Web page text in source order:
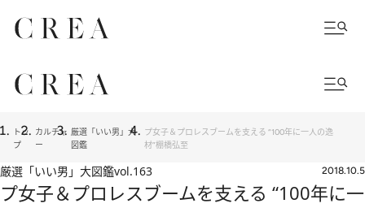
トッ
プ
カルチャ
ー
厳選「いい男」大
図鑑
プ女子＆プロレスブームを支える “100年に一人の逸
材”棚橋弘至
厳選「いい男」大図鑑vol.163 2018.10.5
プ女子＆プロレスブームを支える “100年に一